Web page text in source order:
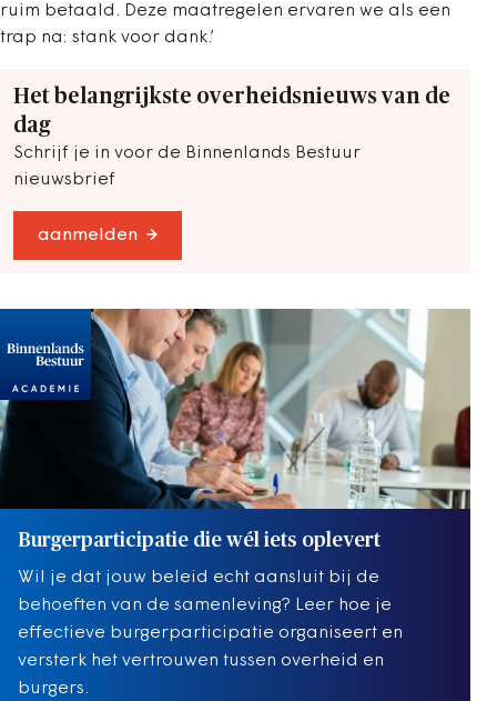
ruim betaald. Deze maatregelen ervaren we als een
trap na: stank voor dank.’
Het belangrijkste overheidsnieuws van de
dag
Schrijf je in voor de Binnenlands Bestuur
nieuwsbrief
aanmelden
Burgerparticipatie die wél iets oplevert
Wil je dat jouw beleid echt aansluit bij de
behoeften van de samenleving? Leer hoe je
effectieve burgerparticipatie organiseert en
versterk het vertrouwen tussen overheid en
burgers.